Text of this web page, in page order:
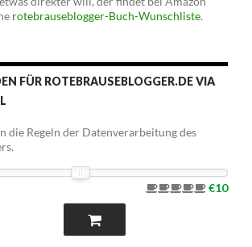
rotebrauseblogger-Buch-Wunschliste.
FÜR ROTEBRAUSEBLOGGER.DE VIA
die Regeln der Datenverarbeitung des
€10